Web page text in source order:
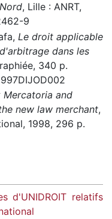
, Lille : ANRT,
9
Le droit applicable
dans les
340 p.
Mercatoria and
new law merchant,
1998, 296 p.
d'UNIDROIT relatifs